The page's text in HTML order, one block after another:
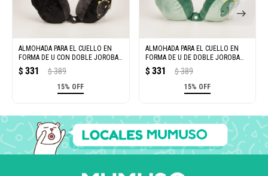
ALMOHADA PARA EL CUELLO EN
FORMA DE U CON DOBLE JOROBA
(NEGRO)
$ 331 $ 389
15% OFF
ALMOHADA PARA EL CUELLO EN
FORMA DE U DE DOBLE JOROBA
(VERDE)
$ 331 $ 389
15% OFF